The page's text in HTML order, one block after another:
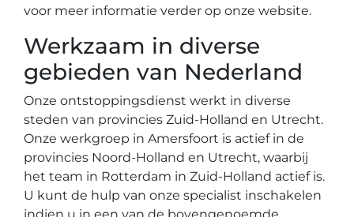
voor meer informatie verder op onze website.
Werkzaam in diverse
gebieden van Nederland
Onze ontstoppingsdienst werkt in diverse
steden van provincies Zuid-Holland en Utrecht.
Onze werkgroep in Amersfoort is actief in de
provincies Noord-Holland en Utrecht, waarbij
het team in Rotterdam in Zuid-Holland actief is.
U kunt de hulp van onze specialist inschakelen